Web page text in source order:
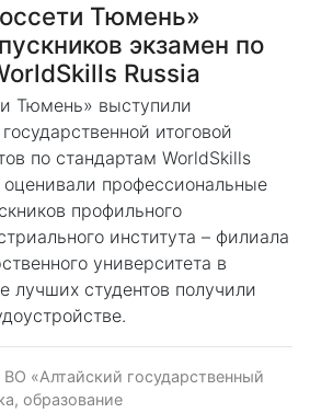
Тюмень»
экзамен по
Russia
Тюмень» выступили
итоговой
по стандартам WorldSkills
оценивали профессиональные
профильного
института – филиала
университета в
лучших студентов получили
«Алтайский государственный
образование